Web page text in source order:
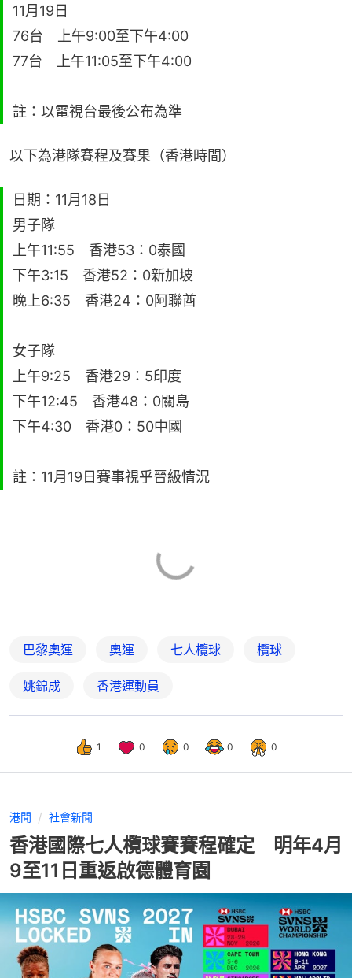
11月19日
76台 上午9:00至下午4:00
77台 上午11:05至下午4:00
註：以電視台最後公布為準
以下為港隊賽程及賽果（香港時間）
日期：11月18日
男子隊
上午11:55 香港53：0泰國
下午3:15 香港52：0新加坡
晚上6:35 香港24：0阿聯酋
女子隊
上午9:25 香港29：5印度
下午12:45 香港48：0關島
下午4:30 香港0：50中國
註：11月19日賽事視乎晉級情況
巴黎奧運 奧運 七人欖球 欖球
姚錦成 香港運動員
1 0 0 0 0
港聞 社會新聞
香港國際七人欖球賽賽程確定 明年4月
9至11日重返啟德體育園